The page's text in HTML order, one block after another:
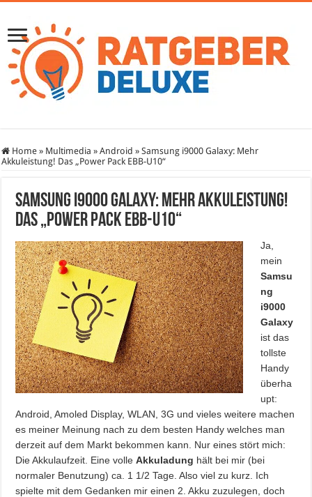
Home » Multimedia » Android » Samsung i9000 Galaxy: Mehr
Akkuleistung! Das „Power Pack EBB-U10“
Samsung i9000 Galaxy: Mehr Akkuleistung!
Das „Power Pack EBB-U10“
Ja,
mein
Samsu
ng
i9000
Galaxy
ist das
tollste
Handy
überha
upt:
Android, Amoled Display, WLAN, 3G und vieles weitere machen
es meiner Meinung nach zu dem besten Handy welches man
derzeit auf dem Markt bekommen kann. Nur eines stört mich:
Die Akkulaufzeit. Eine volleAkkuladung hält bei mir (bei
normaler Benutzung) ca. 1 1/2 Tage. Also viel zu kurz. Ich
spielte mit dem Gedanken mir einen 2. Akku zuzulegen, doch